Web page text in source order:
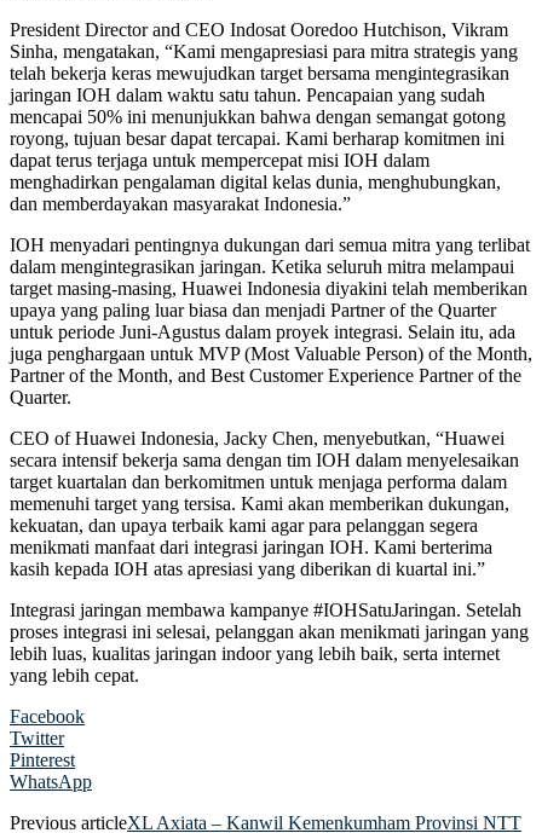
President Director and CEO Indosat Ooredoo Hutchison, Vikram
Sinha, mengatakan, “Kami mengapresiasi para mitra strategis yang
telah bekerja keras mewujudkan target bersama mengintegrasikan
jaringan IOH dalam waktu satu tahun. Pencapaian yang sudah
mencapai 50% ini menunjukkan bahwa dengan semangat gotong
royong, tujuan besar dapat tercapai. Kami berharap komitmen ini
dapat terus terjaga untuk mempercepat misi IOH dalam
menghadirkan pengalaman digital kelas dunia, menghubungkan,
dan memberdayakan masyarakat Indonesia.”
IOH menyadari pentingnya dukungan dari semua mitra yang terlibat
dalam mengintegrasikan jaringan. Ketika seluruh mitra melampaui
target masing-masing, Huawei Indonesia diyakini telah memberikan
upaya yang paling luar biasa dan menjadi Partner of the Quarter
untuk periode Juni-Agustus dalam proyek integrasi. Selain itu, ada
juga penghargaan untuk MVP (Most Valuable Person) of the Month,
Partner of the Month, and Best Customer Experience Partner of the
Quarter.
CEO of Huawei Indonesia, Jacky Chen, menyebutkan, “Huawei
secara intensif bekerja sama dengan tim IOH dalam menyelesaikan
target kuartalan dan berkomitmen untuk menjaga performa dalam
memenuhi target yang tersisa. Kami akan memberikan dukungan,
kekuatan, dan upaya terbaik kami agar para pelanggan segera
menikmati manfaat dari integrasi jaringan IOH. Kami berterima
kasih kepada IOH atas apresiasi yang diberikan di kuartal ini.”
Integrasi jaringan membawa kampanye #IOHSatuJaringan. Setelah
proses integrasi ini selesai, pelanggan akan menikmati jaringan yang
lebih luas, kualitas jaringan indoor yang lebih baik, serta internet
yang lebih cepat.
Facebook
Twitter
Pinterest
WhatsApp
Previous articleXL Axiata – Kanwil Kemenkumham Provinsi NTT